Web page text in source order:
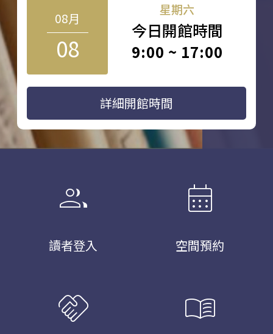
08月
08
星期六
今日開館時間
9:00 ~ 17:00
詳細開館時間
group
讀者登入
calendar_month
空間預約
handshake menu_book